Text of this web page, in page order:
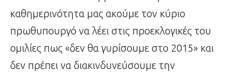
καθημερινότητα μας ακούμε τον κύριο
πρωθυπουργό να λέει στις προεκλογικές του
ομιλίες πως «δεν θα γυρίσουμε στο 2015» και
δεν πρέπει να διακινδυνεύσουμε την